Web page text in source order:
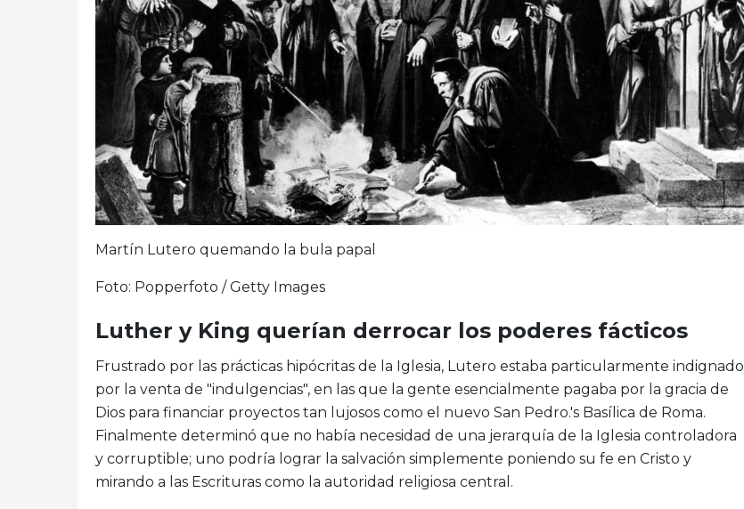
Martín Lutero quemando la bula papal
Foto: Popperfoto / Getty Images
Luther y King querían derrocar los poderes fácticos
Frustrado por las prácticas hipócritas de la Iglesia, Lutero estaba particularmente indignado
por la venta de "indulgencias", en las que la gente esencialmente pagaba por la gracia de
Dios para financiar proyectos tan lujosos como el nuevo San Pedro.'s Basílica de Roma.
Finalmente determinó que no había necesidad de una jerarquía de la Iglesia controladora
y corruptible; uno podría lograr la salvación simplemente poniendo su fe en Cristo y
mirando a las Escrituras como la autoridad religiosa central.